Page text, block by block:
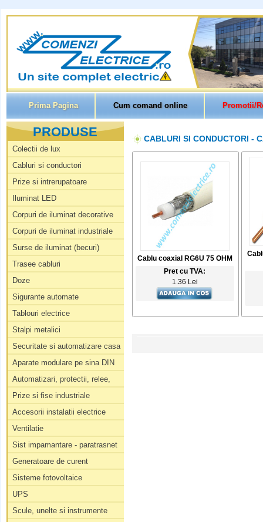
Prima Pagina Cum comand online Promotii/
PRODUSE
Colectii de lux
Cabluri si conductori
Prize si intrerupatoare
Iluminat LED
Corpuri de iluminat decorative
Corpuri de iluminat industriale
Surse de iluminat (becuri)
Trasee cabluri
Doze
Sigurante automate
Tablouri electrice
Stalpi metalici
Securitate si automatizare casa
Aparate modulare pe sina DIN
Automatizari, protectii, relee,
Prize si fise industriale
Accesorii instalatii electrice
Ventilatie
Sist impamantare - paratrasnet
Generatoare de curent
Sisteme fotovoltaice
UPS
Scule, unelte si instrumente
CABLURI SI CONDUCTORI -
Cablu coaxial RG6U 75 OHM
Pret cu TVA:
1.36 Lei